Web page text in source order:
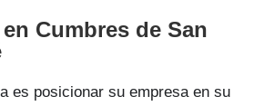
Cumbres de San
es posicionar su empresa en su